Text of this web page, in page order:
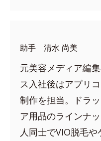
助手 清水 尚美
元美容メディア編
ス入社後はアプリ
制作を担当。ドラ
ア用品のラインナ
人同士でVIO脱毛